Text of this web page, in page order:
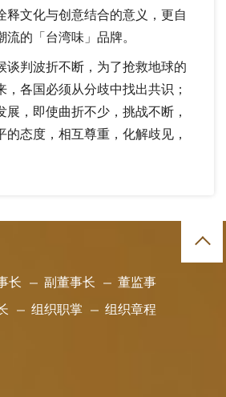
释文化与创意结合的意义，更自
的「台湾味」品牌。
谈判波折不断，为了抢救地球的
，各国必须从分歧中找出共识；
展，即使曲折不少，挑战不断，
的态度，相互尊重，化解歧见，
长 副董事长 董监事
组织职掌 组织章程